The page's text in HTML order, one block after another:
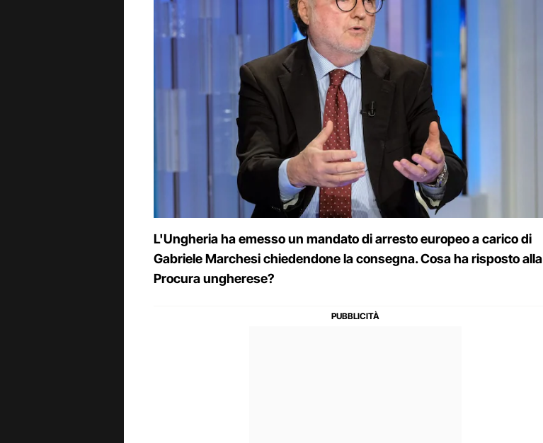
L'Ungheria ha emesso un mandato di arresto europeo a carico di
Gabriele Marchesi chiedendone la consegna. Cosa ha risposto alla
Procura ungherese?